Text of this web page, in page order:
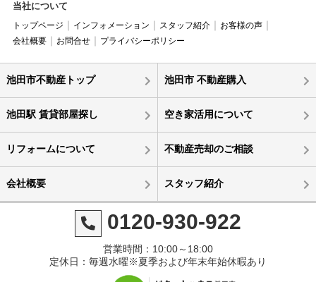
当社について
トップページ インフォメーション スタッフ紹介
お客様の声
会社概要
お問合せ プライバシーポリシー
池田市不動産トップ 池田市 不動産購入
池田駅 賃貸部屋探し 空き家活用について
リフォームについて 不動産売却のご相談
会社概要 スタッフ紹介
0120-930-922
営業時間：10:00～18:00
定休日：毎週水曜※夏季および年末年始休暇あり